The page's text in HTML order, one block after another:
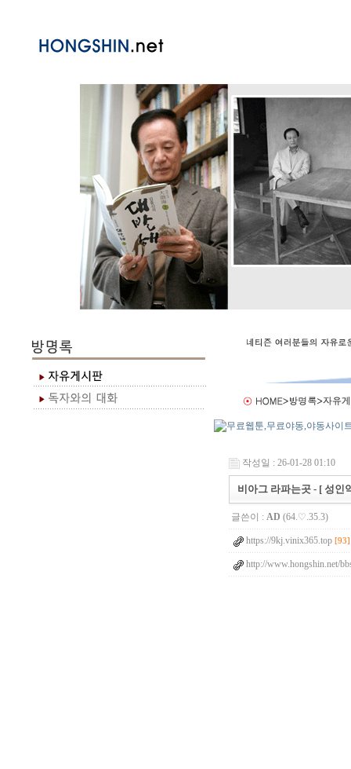
작성일 : 26-01-28 01:10
비아그 라파는곳 - [ 성인
글쓴이 : AD (64.♡.35.3)
https://9kj.vinix365.top [93]
http://www.hongshin.net/